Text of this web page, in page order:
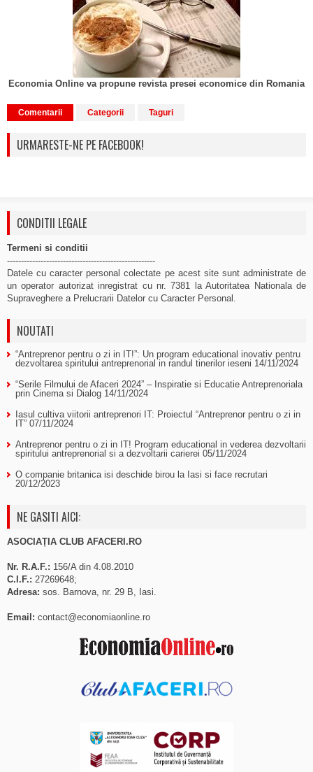
Economia Online va propune revista presei economice din Romania
Comentarii Categorii Taguri
URMARESTE-NE PE FACEBOOK!
CONDITII LEGALE
Termeni si conditii
-----------------------------------------------------
Datele cu caracter personal colectate pe acest site sunt administrate de
un operator autorizat inregistrat cu nr. 7381 la Autoritatea Nationala de
Supraveghere a Prelucrarii Datelor cu Caracter Personal.
NOUTATI
“Antreprenor pentru o zi in IT!”: Un program educational inovativ pentru
dezvoltarea spiritului antreprenorial in randul tinerilor ieseni 14/11/2024
“Serile Filmului de Afaceri 2024” – Inspiratie si Educatie Antreprenoriala
prin Cinema si Dialog 14/11/2024
Iasul cultiva viitorii antreprenori IT: Proiectul “Antreprenor pentru o zi in
IT” 07/11/2024
Antreprenor pentru o zi in IT! Program educational in vederea dezvoltarii
spiritului antreprenorial si a dezvoltarii carierei 05/11/2024
O companie britanica isi deschide birou la Iasi si face recrutari
20/12/2023
NE GASITI AICI:
ASOCIAȚIA CLUB AFACERI.RO
Nr. R.A.F.: 156/A din 4.08.2010
C.I.F.: 27269648;
Adresa: sos. Barnova, nr. 29 B, Iasi.
Email: contact@economiaonline.ro